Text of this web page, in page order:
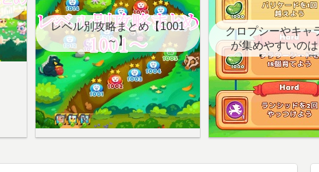
レベル別攻略まとめ【1001
～】
クロプシーやキャ
が集めやすいの
【クエスト